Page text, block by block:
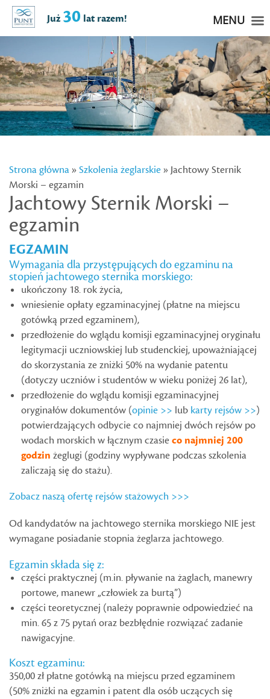
Strona główna»Szkolenia żeglarskie» Jachtowy Sternik
Morski – egzamin
Jachtowy Sternik Morski –
egzamin
EGZAMIN
Wymagania dla przystępujących do egzaminu na
stopień jachtowego sternika morskiego:
ukończony 18. rok życia,
wniesienie opłaty egzaminacyjnej (płatne na miejscu
gotówką przed egzaminem),
przedłożenie do wglądu komisji egzaminacyjnej oryginału
legitymacji uczniowskiej lub studenckiej, upoważniającej
do skorzystania ze zniżki 50% na wydanie patentu
(dotyczy uczniów i studentów w wieku poniżej 26 lat),
przedłożenie do wglądu komisji egzaminacyjnej
oryginałów dokumentów (opinie >> lub karty rejsów >>)
potwierdzających odbycie co najmniej dwóch rejsów po
wodach morskich w łącznym czasieco najmniej 200
godzin żeglugi (godziny wypływane podczas szkolenia
zaliczają się do stażu).
Zobacz naszą ofertę rejsów stażowych >>>
Od kandydatów na jachtowego sternika morskiego NIE jest
wymagane posiadanie stopnia żeglarza jachtowego.
Egzamin składa się z:
części praktycznej (m.in. pływanie na żaglach, manewry
portowe, manewr „człowiek za burtą”)
części teoretycznej (należy poprawnie odpowiedzieć na
min. 65 z 75 pytań oraz bezbłędnie rozwiązać zadanie
nawigacyjne.
Koszt egzaminu:
350,00 zł płatne gotówką na miejscu przed egzaminem
(50% zniżki na egzamin i patent dla osób uczących się
Już30 lat razem! MENU